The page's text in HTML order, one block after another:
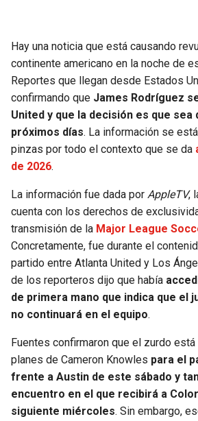
PACKERS
VIKINGS
FALCONS
PANTHERS
SAINTS
BUCCANEERS
TIMBERWOLVES
THUNDER
TRAIL BLAZERS
JAZZ
Hay una noticia que está causando
continente americano en la noche de
Reportes que llegan desde Estados
confirmando que James Rodríguez
United y que la decisión es que sea
próximos días. La información se
pinzas por todo el contexto que se da
de 2026.
La información fue dada por AppleTV,
cuenta con los derechos de
transmisión de la Major League
Concretamente, fue durante el
partido entre Atlanta United y Los
de los reporteros dijo que había
de primera mano que indica que el
no continuará en el equipo.
Fuentes confirmaron que el zurdo
planes de Cameron Knowles para el
frente a Austin de este sábado y
encuentro en el que recibirá a
siguiente miércoles. Sin embargo,